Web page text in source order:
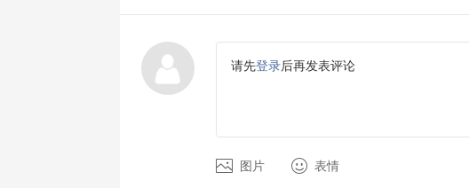
请先登录后再发表评论
图片 表情